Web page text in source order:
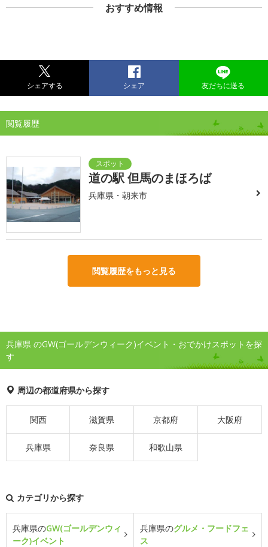
おすすめ情報
シェアする シェア 友だちに送る
閲覧履歴
道の駅 但馬のまほろば
兵庫県・朝来市
閲覧履歴をもっと見る
兵庫県 のGW(ゴールデンウィーク)イベント・おでかけスポットを探
す
周辺の都道府県から探す
関西 滋賀県 京都府 大阪府
兵庫県 奈良県 和歌山県
カテゴリから探す
兵庫県のGW(ゴールデンウィ
ーク)イベント
兵庫県のグルメ・フードフェ
ス